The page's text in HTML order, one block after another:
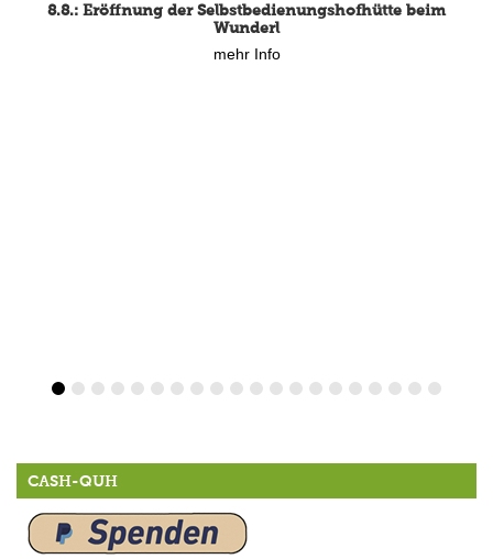
8.8.: Eröffnung der Selbstbedienungshofhütte beim
Wunderl
mehr Info
CASH-QUH